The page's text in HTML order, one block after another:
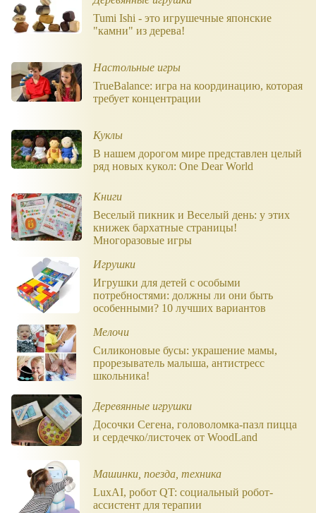
Tumi Ishi - это игрушечные японские
"камни" из дерева!
Настольные игры
TrueBalance: игра на координацию, которая
требует концентрации
Куклы
В нашем дорогом мире представлен целый
ряд новых кукол: One Dear World
Книги
Веселый пикник и Веселый день: у этих
книжек бархатные страницы!
Многоразовые игры
Игрушки
Игрушки для детей с особыми
потребностями: должны ли они быть
особенными? 10 лучших вариантов
Мелочи
Силиконовые бусы: украшение мамы,
прорезыватель малыша, антистресс
школьника!
Деревянные игрушки
Досочки Сегена, головоломка-пазл пицца
и сердечко/листочек от WoodLand
Машинки, поезда, техника
LuxAI, робот QT: социальный робот-
ассистент для терапии